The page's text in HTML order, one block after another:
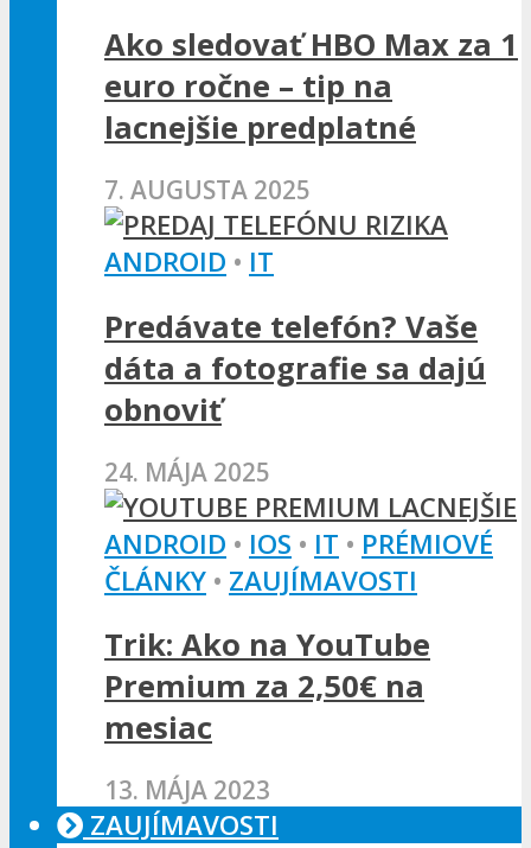
Ako sledovať HBO Max za 1
euro ročne – tip na
lacnejšie predplatné
7. AUGUSTA 2025
ANDROID • IT
Predávate telefón? Vaše
dáta a fotografie sa dajú
obnoviť
24. MÁJA 2025
ANDROID • IOS • IT • PRÉMIOVÉ
ČLÁNKY • ZAUJÍMAVOSTI
Trik: Ako na YouTube
Premium za 2,50€ na
mesiac
13. MÁJA 2023
ZAUJÍMAVOSTI